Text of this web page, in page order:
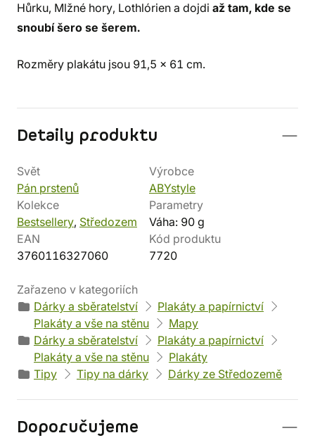
Hůrku, Mlžné hory, Lothlórien a dojdi až tam, kde se
snoubí šero se šerem.
Rozměry plakátu jsou 91,5 x 61 cm.
Detaily produktu
Svět
Pán prstenů
Výrobce
ABYstyle
Kolekce
Bestsellery, Středozem
Parametry
Váha: 90 g
EAN
3760116327060
Kód produktu
7720
Zařazeno v kategoriích
Dárky a sběratelství
Plakáty a papírnictví
Plakáty a vše na stěnu
Mapy
Dárky a sběratelství
Plakáty a papírnictví
Plakáty a vše na stěnu
Plakáty
Tipy
Tipy na dárky Dárky ze Středozemě
Doporučujeme